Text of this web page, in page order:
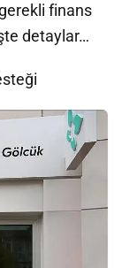
finans
detaylar…